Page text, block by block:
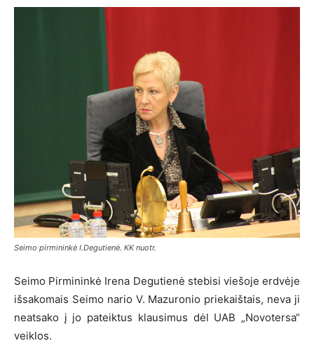
Seimo pirmininkė I.Degutienė. KK nuotr.
Seimo Pirmininkė Irena Degutienė stebisi viešoje erdvėje
išsakomais Seimo nario V. Mazuronio priekaištais, neva ji
neatsako į jo pateiktus klausimus dėl UAB „Novotersa“
veiklos.